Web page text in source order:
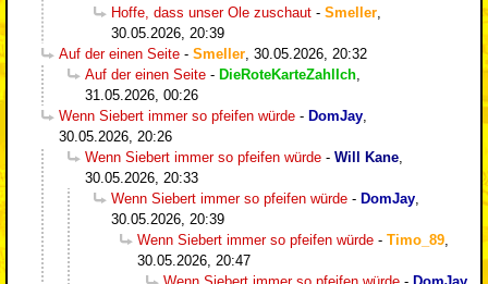
Hoffe, dass unser Ole zuschaut - Smeller
30.05.2026, 20:39
Auf der einen Seite - Smeller 30.05.2026, 20:32
Auf der einen Seite - DieRoteKarteZahlIch
31.05.2026, 00:26
Wenn Siebert immer so pfeifen würde - DomJay
30.05.2026, 20:26
Wenn Siebert immer so pfeifen würde - Will Kane
30.05.2026, 20:33
Wenn Siebert immer so pfeifen würde - DomJay
30.05.2026, 20:39
Wenn Siebert immer so pfeifen würde - Timo_89
30.05.2026, 20:47